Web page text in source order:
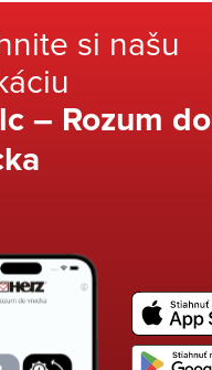
si našu
– Rozum do